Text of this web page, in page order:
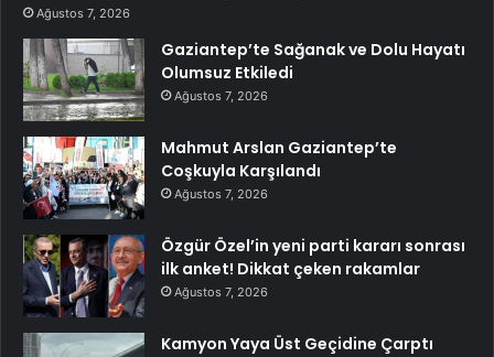
Ağustos 7, 2026
Gaziantep’te Sağanak ve Dolu Hayatı
Olumsuz Etkiledi
Ağustos 7, 2026
Mahmut Arslan Gaziantep’te
Coşkuyla Karşılandı
Ağustos 7, 2026
Özgür Özel’in yeni parti kararı sonrası
ilk anket! Dikkat çeken rakamlar
Ağustos 7, 2026
Kamyon Yaya Üst Geçidine Çarptı